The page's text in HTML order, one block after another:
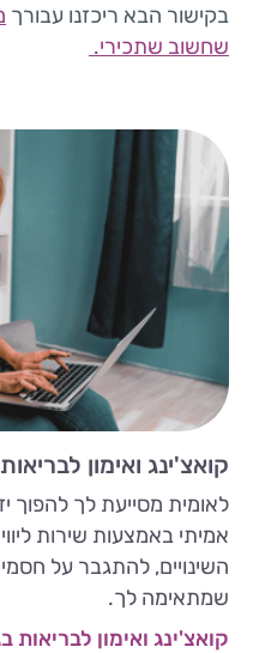
בקישור הבא ריכזנו עבורך
שחשוב שתכירי.
קואצ'ינג ואימון
לאומית מסייעת לך להפוך
אמיתי באמצעות שירות
השינויים, להתגבר על
שמתאימה לך.
קואצ'ינג ואימון